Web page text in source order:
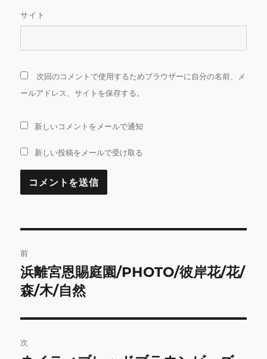
サイト
次回のコメントで使用するためブラウザーに自分の名前、メ
ールアドレス、サイトを保存する。
新しいコメントをメールで通知
新しい投稿をメールで受け取る
稿
ナ
ビ
ゲ
前
前
の
稿:
浜離宮恩賜庭園/PHOTO/彼岸花/花/
森/木/自然
次